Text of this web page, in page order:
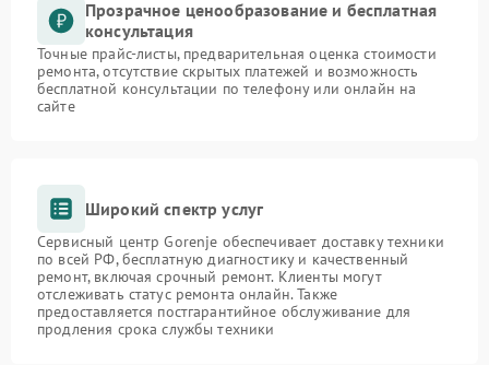
Прозрачное ценообразование и бесплатная
консультация
Точные прайс-листы, предварительная оценка стоимости
ремонта, отсутствие скрытых платежей и возможность
бесплатной консультации по телефону или онлайн на
сайте
Широкий спектр услуг
Сервисный центр Gorenje обеспечивает доставку техники
по всей РФ, бесплатную диагностику и качественный
ремонт, включая срочный ремонт. Клиенты могут
отслеживать статус ремонта онлайн. Также
предоставляется постгарантийное обслуживание для
продления срока службы техники